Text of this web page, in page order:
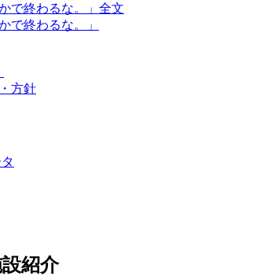
で終わるな。」全文
で終わるな。」
方針
紹介